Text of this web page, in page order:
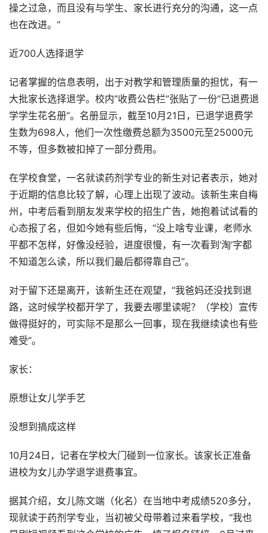
操之过急，而且没有与学生、家长进行充分的沟通，这一点
也在改进。”
近700人选择退学
记者掌握的信息表明，出于对教学和管理质量的担忧，有一
大批家长选择退学。校内“收费公告栏”张贴了一份“已退费退
学学生花名册”。名册显示，截至10月21日，已退学退费学
生数为698人，他们一次性缴费总额为3500元至25000元
不等，但多数被扣掉了一部分费用。
在学校食堂，一名就读药剂学专业的新生对记者表示，她对
于近期的信息比较了解，心理上出现了波动。该新生来自梅
州，中考后看到朋友发来学校的招生广告，她抱着试试看的
心态报了名，但如今她有些后悔，“没上啥专业课，老师水
平都不怎样，好像没经验，进度很慢，有一次看到‘淘’字都
不知道怎么读，所以我们最后都得靠自己”。
对于留下还是离开，该新生还在观望，“我爸妈还没找到退
路，这时候学校都开学了，我要去哪里读呢？（学校）宣传
做得挺好的，可实际不是那么一回事，现在我继续读也有些
难受”。
家长：
原想让女儿学手艺
没想到搞成这样
10月24日，记者在学校大门碰到一位家长。该家长正准备
进校为女儿办学退学退费事宜。
据其介绍，女儿陈文端（化名）在当地中考成绩520多分，
现就读于药剂学专业，当初被父母带着过来看学校，“我也